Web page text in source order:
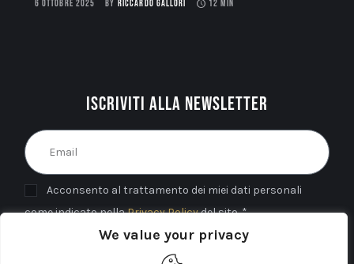
We value your privacy
6 OTTOBRE 2025 BY RICCARDO GALLORI 12 MIN
Iscriviti alla newsletter
Acconsento al trattamento dei miei dati personali
come indicato nellaPrivacy Policydel sito. *
INVIA